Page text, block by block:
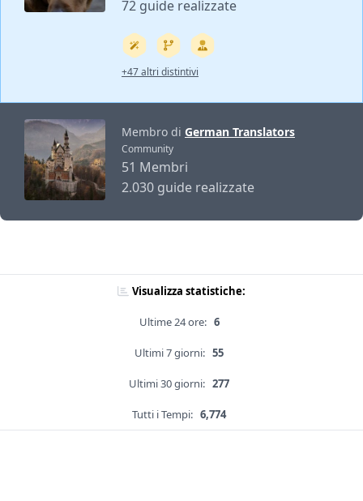
72 guide realizzate
+47 altri distintivi
Membro di German Translators
Community
51 Membri
2.030 guide realizzate
Visualizza statistiche:
Ultime 24 ore: 6
Ultimi 7 giorni: 55
Ultimi 30 giorni: 277
Tutti i Tempi: 6,774